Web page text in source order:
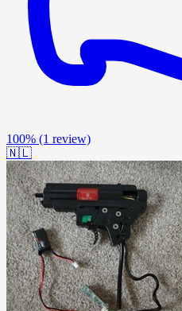
100% (1 review)
🇳🇱